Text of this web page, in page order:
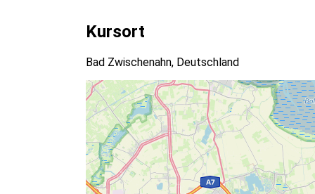
Kursort
Bad Zwischenahn, Deutschland